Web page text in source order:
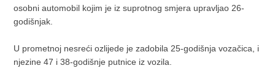
osobni automobil kojim je iz suprotnog smjera upravljao 26-
godišnjak.
U prometnoj nesreći ozlijede je zadobila 25-godišnja vozačica, i
njezine 47 i 38-godišnje putnice iz vozila.